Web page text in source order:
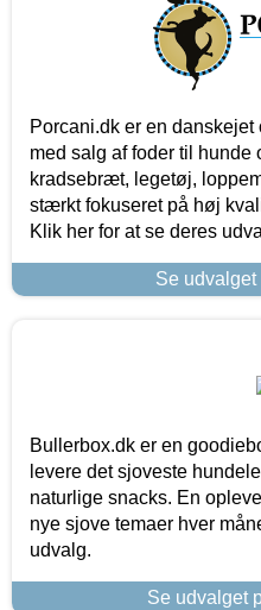
Porcani.dk er en
med salg af foder til hunde
kradsebræt, legetøj,
stærkt fokuseret på høj
Klik her for at se deres
Se
Bullerbox.dk er en
levere det sjoveste
naturlige snacks. En
nye sjove temaer hver
udvalg.
Se udvalget